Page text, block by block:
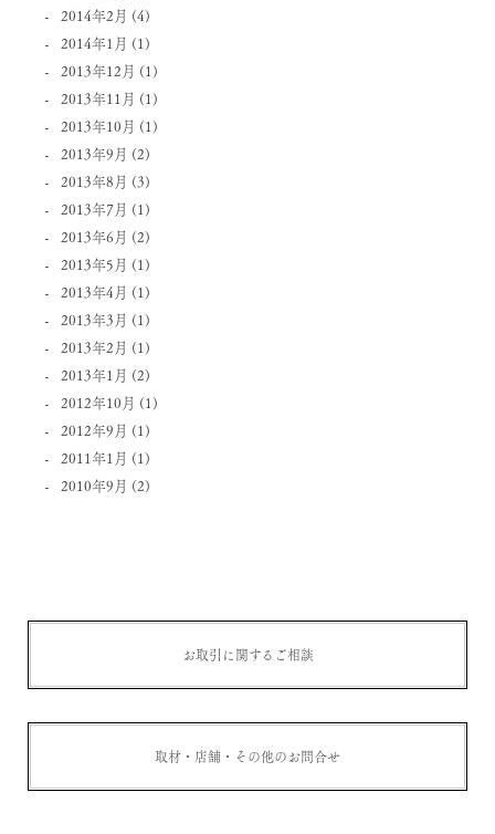
2014年2月 (4)
2014年1月 (1)
2013年12月 (1)
2013年11月 (1)
2013年10月 (1)
2013年9月 (2)
2013年8月 (3)
2013年7月 (1)
2013年6月 (2)
2013年5月 (1)
2013年4月 (1)
2013年3月 (1)
2013年2月 (1)
2013年1月 (2)
2012年10月 (1)
2012年9月 (1)
2011年1月 (1)
2010年9月 (2)
お取引に関するご相談
取材・店舗・その他のお問合せ